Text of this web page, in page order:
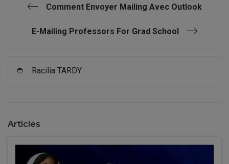
Comment Envoyer Mailing Avec Outlook
E-Mailing Professors For Grad School
👲 Racilia TARDY
Articles